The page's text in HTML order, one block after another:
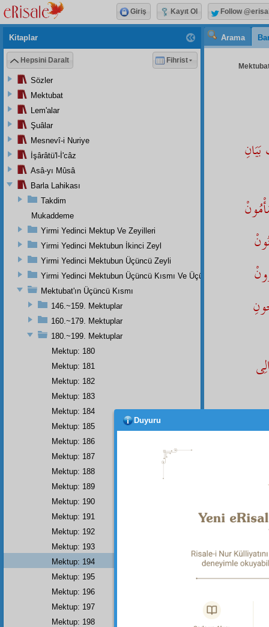
Arama
Kitaplar
Hepsini Daralt Fihrist
Sözler
Mektubat
Lem'alar
Şuâlar
Mesnevî-i Nuriye
İşârâtü'l-İ'câz
Asâ-yı Mûsâ
Barla Lahikası
Takdim
Mukaddeme
Yirmi Yedinci Mektup Ve Zeyilleri
Yirmi Yedinci Mektubun İkinci Zeyl
Yirmi Yedinci Mektubun Üçüncü Zeyli
Yirmi Yedinci Mektubun Üçüncü Kısmı Ve Üçüncü Zeylin
Mektubat'ın Üçüncü Kısmı
146.~159. Mektuplar
160.~179. Mektuplar
180.~199. Mektuplar
Mektup: 180
Mektup: 181
Mektup: 182
Mektup: 183
Mektup: 184
Mektup: 185
Mektup: 186
Mektup: 187
Mektup: 188
Mektup: 189
Mektup: 190
Mektup: 191
Mektup: 192
Mektup: 193
Mektup: 194
Mektup: 195
Mektup: 196
Mektup: 197
Mektup: 198
Giriş Kayıt Ol Follow
Duyuru